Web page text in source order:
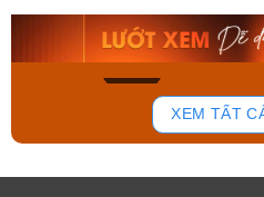
154
Mua ngay
XEM TẤT